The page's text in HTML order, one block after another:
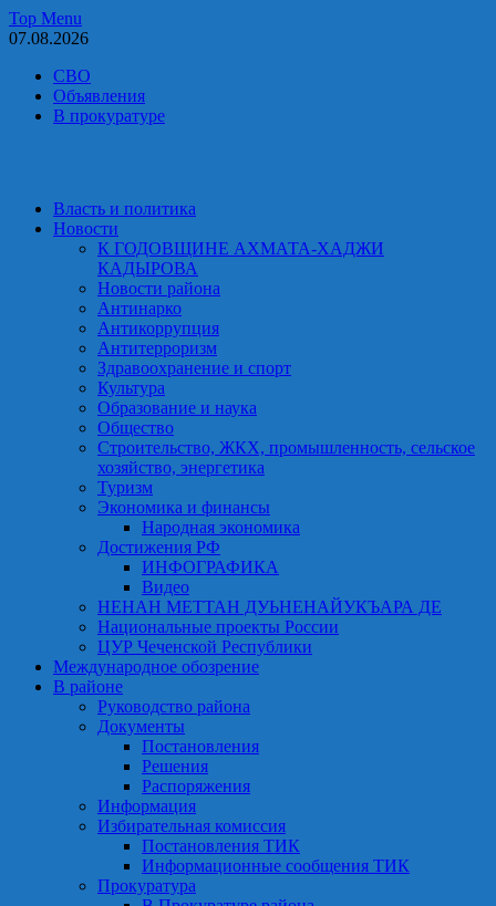
Skip
to
Top Menu
07.08.2026
СВО
Объявления
В прокуратуре
Власть и политика
Новости
К ГОДОВЩИНЕ АХМАТА-ХАДЖИ
КАДЫРОВА
Новости района
Антинарко
Антикоррупция
Антитерроризм
Здравоохранение и спорт
Культура
Образование и наука
Общество
Строительство, ЖКХ, промышленность, сельское
хозяйство, энергетика
Туризм
Экономика и финансы
Народная экономика
Достижения РФ
ИНФОГРАФИКА
Видео
НЕНАН МЕТТАН ДУЬНЕНАЙУКЪАРА ДЕ
Национальные проекты России
ЦУР Чеченской Республики
Международное обозрение
В районе
Руководство района
Документы
Постановления
Решения
Распоряжения
Информация
Избирательная комиссия
Постановления ТИК
Информационные сообщения ТИК
Прокуратура